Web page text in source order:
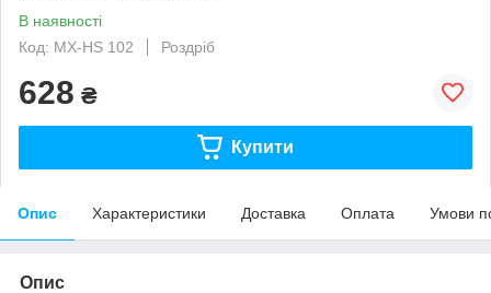
В наявності
Код: MX-HS 102
Роздріб
628 ₴
Купити
Опис Характеристики Доставка Оплата Умови
Опис